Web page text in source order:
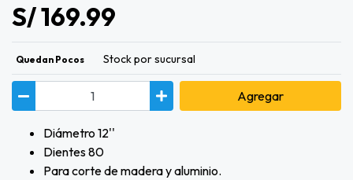
S/ 169.99
Quedan Pocos Stock por sucursal
Agregar
Diámetro 12''
Dientes 80
Para corte de madera y aluminio.